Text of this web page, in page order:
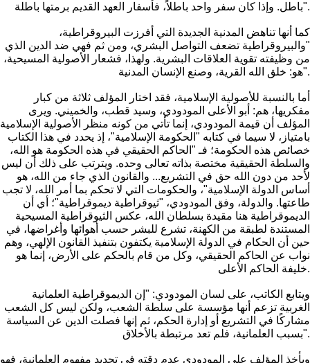
باطل. وإذا كان سفر واحد باطلاً، فأسفار العهد القديم برمتها باطلة".
كما أنها تناهض المدنية الجديدة التي أفرزت البيروقراطية،
"والبيروقراطية تضعف التواصل البشري، ومن ثم فهي ضد الدين الذي
من وظيفته تقوية العلاقات البشرية. ولهذا، فشعار الأصولية المسيحية،
هو: خلق الله القرية، وصنع الإنسان المدنية".
أما بالنسبة للأصولية الإسلامية، فقد اختار المؤلف ثلاثة من كبار
مفكريها، هم: أبو الأعلى المودودي، وسيد قطب، والخميني. ويرى
المؤلف أن قيمة المودودي، إنما تأتي من كونه منظر الأصولية الإسلامية
بامتياز، لا سيما في كتابه "الحكومة الإسلامية"، إذ يحدد في هذا الكتاب
خصائص هذه الحكومة؛ فـ "الحاكم الحقيقي في هذه الحكومة هو الله،
والسلطة الحقيقية مختصة بذاته تعالى وحده. ويترتب على ذلك أن ليس
لأحد من دون الله حق في التشريع... والقانون الذي جاء من الله، هو
أساس الدولة الإسلامية"، والحكومات التي لا تحكم بما أمر الله، لا تجب
طاعتها. والدولة، وفق المودودي، "ثيوقراطية ديموقراطية"؛ أي أن
الديموقراطية هنا مقيدة بسلطان الله، عكس الثيوقراطية المسيحية
المستندة لطبقة من الكهنة، تشرع للبشر حسب أهوائها وأغراضها، في
حين أن الحكام في الدولة الإسلامية يكتفون بتنفيذ القانون الإلهي، وهم
نواب عن الحاكم الحقيقي، وكل من قام بالحكم على الأرض، إنما هو
خليفة الحاكم الأعلى.
ويتابع الكاتب، على لسان المودودي: "إن الديموقراطية العلمانية
الغربية تزعم أنها مؤسسة على سلطة الشعب، ولكن ليس كل الشعب
مشاركًا في التشريع أو إدارة الحكم، ثم إنها فصلت الدين عن السياسة
بسبب العلمانية، فلم تعد مرتبطة بالأخلاق".
ويأخذ المؤلف على المودودي عدم دقته في تحديد مفهوم العلمانية، فهو